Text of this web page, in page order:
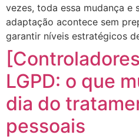
vezes, toda essa mudança e
adaptação acontece sem
garantir níveis estratégicos
LGPD: o que
dia do
pessoais